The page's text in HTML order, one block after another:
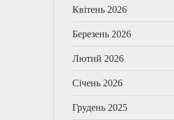
Квітень 2026
Березень 2026
Лютий 2026
Січень 2026
Грудень 2025